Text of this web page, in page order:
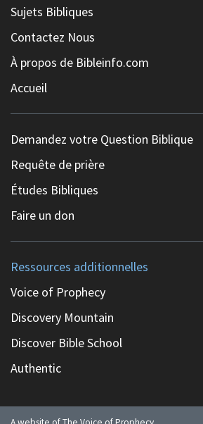
Sujets Bibliques
Contactez Nous
À propos de Bibleinfo.com
Accueil
Demandez votre Question Biblique
Requête de prière
Études Bibliques
Faire un don
Ressources additionnelles
Voice of Prophecy
Discovery Mountain
Discover Bible School
Authentic